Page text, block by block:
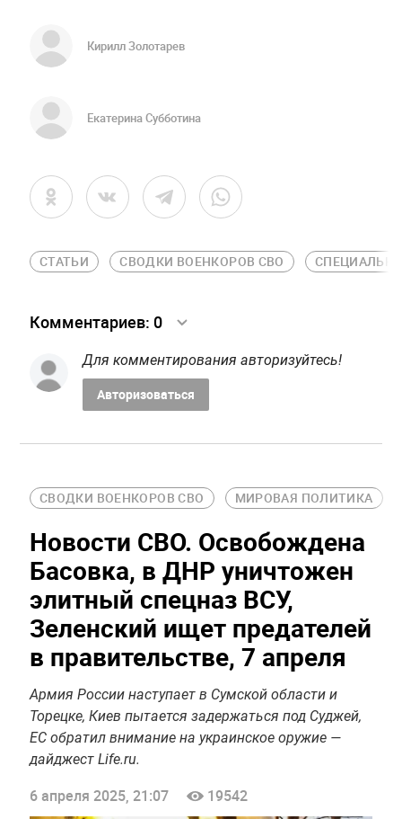
Кирилл Золотарев
Екатерина Субботина
СТАТЬИ СВОДКИ ВОЕНКОРОВ СВО
Комментариев: 0
Для комментирования авторизуйтесь!
Авторизоваться
СВОДКИ ВОЕНКОРОВ СВО МИРОВАЯ ПОЛИТИКА
Новости СВО. Освобождена
Басовка, в ДНР уничтожен
элитный спецназ ВСУ,
Зеленский ищет предателей
в правительстве, 7 апреля
Армия России наступает в Сумской области и
Торецке, Киев пытается задержаться под Суджей,
ЕС обратил внимание на украинское оружие —
дайджест Life.ru.
6 апреля 2025, 21:07 19542